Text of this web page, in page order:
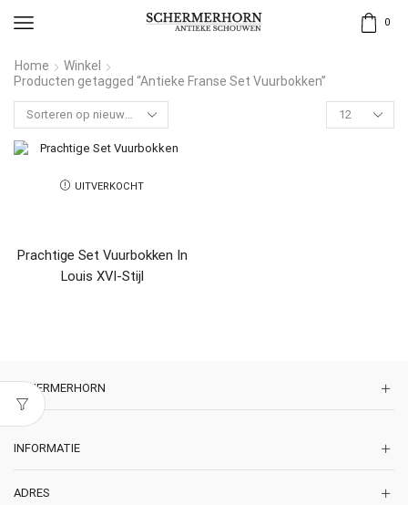
0
Home
Winkel
Producten getagged “Antieke Franse Set Vuurbokken”
UITVERKOCHT
Prachtige Set Vuurbokken In
Louis XVI-Stijl
SCHERMERHORN
INFORMATIE
ADRES